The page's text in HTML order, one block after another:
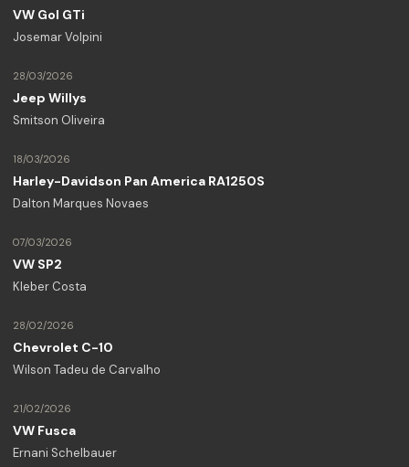
VW Gol GTi
Josemar Volpini
28/03/2026
Jeep Willys
Smitson Oliveira
18/03/2026
Harley-Davidson Pan America RA1250S
Dalton Marques Novaes
07/03/2026
VW SP2
Kleber Costa
28/02/2026
Chevrolet C-10
Wilson Tadeu de Carvalho
21/02/2026
VW Fusca
Ernani Schelbauer